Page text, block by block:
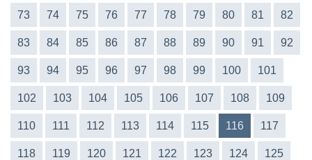
73 74 75 76 77 78 79 80 81 82
83 84 85 86 87 88 89 90 91 92
93 94 95 96 97 98 99 100 101
102 103 104 105 106 107 108 109
110 111 112 113 114 115 116 117
118 119 120 121 122 123 124 125